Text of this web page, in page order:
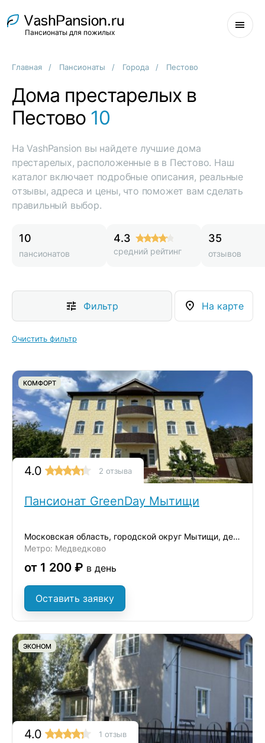
Пансионаты для пожилых
Главная Пансионаты Города Пестово
Дома престарелых в
Пестово 10
На VashPansion вы найдете лучшие дома
престарелых, расположенные в в Пестово. Наш
каталог включает подробные описания, реальные
отзывы, адреса и цены, что поможет вам сделать
правильный выбор.
10
пансионатов
4.3
средний рейтинг
35
отзывов
Фильтр На карте
Очистить фильтр
КОМФОРТ
4.0 2 отзыва
Пансионат GreenDay Мытищи
Московская область, городской округ Мытищи, деревня Ульянково, ул. Окольная
Метро: Медведково
от 1 200 ₽ в день
Оставить заявку
ЭКОНОМ
4.0 1 отзыв